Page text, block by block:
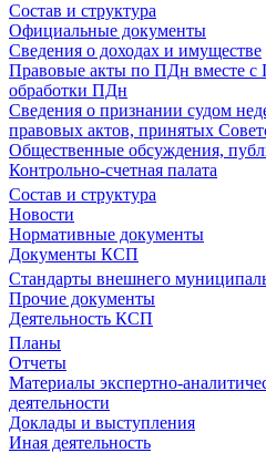
Состав и структура
Официальные документы
Сведения о доходах и имуществе
Правовые акты по ПДн вместе с
обработки ПДн
Сведения о признании судом
правовых актов, принятых
Общественные обсуждения,
Контрольно-счетная палата
Состав и структура
Новости
Нормативные документы
Документы КСП
Стандарты внешнего
Прочие документы
Деятельность КСП
Планы
Отчеты
Материалы экспертно-
деятельности
Доклады и выступления
Иная деятельность